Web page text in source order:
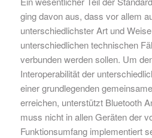
ging davon aus, dass vor allem
unterschiedlichster Art und
unterschiedlichen technischen
verbunden werden sollen. Um
Interoperabilität der
einer grundlegenden
erreichen, unterstützt Bluetooth
muss nicht in allen Geräten der
Funktionsumfang implementiert